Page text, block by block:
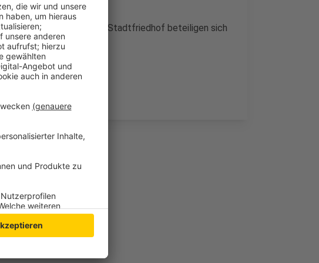
Uhr am Klosterplatz. Am Stadtfriedhof beteiligen sich
an dem Programm.